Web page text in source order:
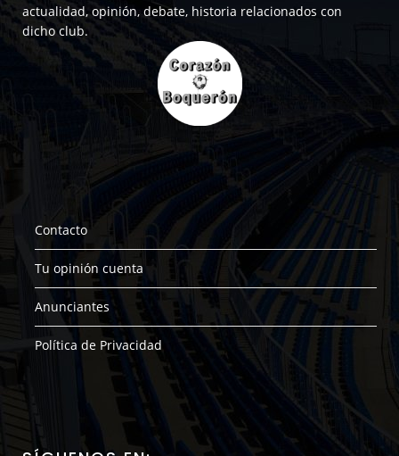
actualidad, opinión, debate, historia relacionados con
dicho club.
Contacto
Tu opinión cuenta
Anunciantes
Política de Privacidad